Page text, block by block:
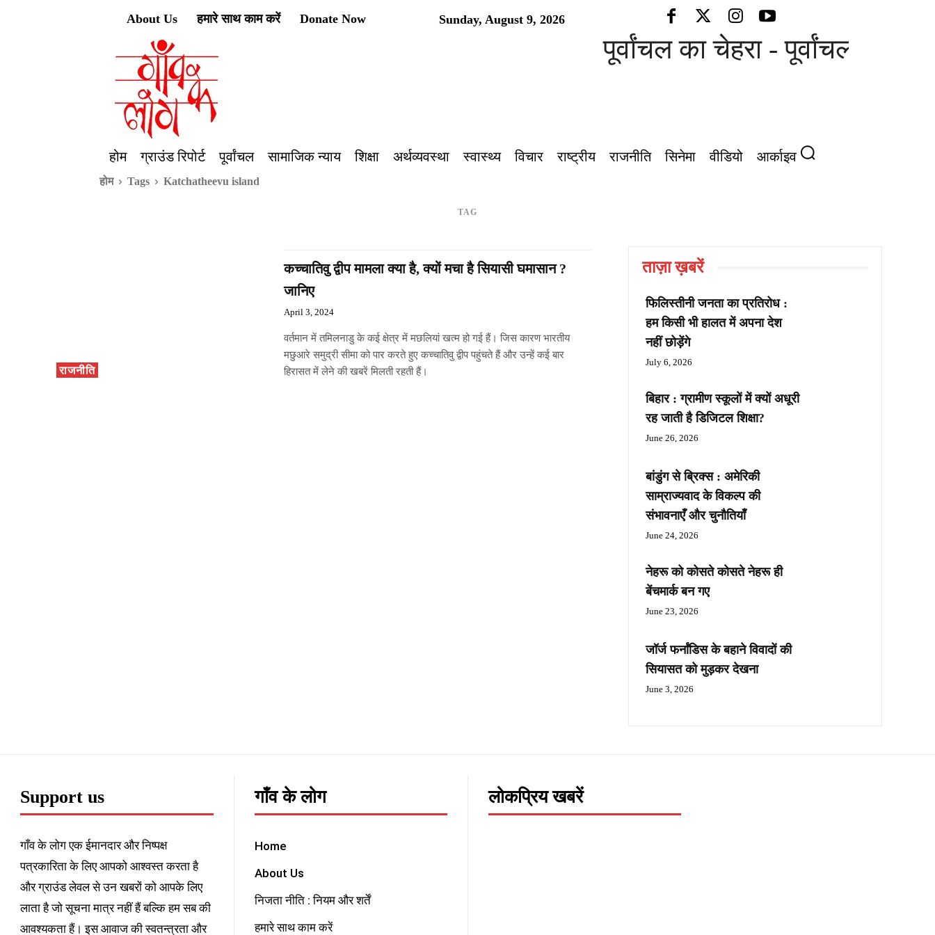
Sunday, August 9, 2026
About Us हमारे साथ काम करें Donate Now
पूर्वांचल का चेहरा - पूर्वांचल की
होम ग्राउंड रिपोर्ट पूर्वांचल सामाजिक न्याय शिक्षा अर्थव्यवस्था स्वास्थ्य विचार राष्ट्रीय राजनीति सिनेमा वीडियो आर्काइव
होम Tags Katchatheevu island
TAG
राजनीति
कच्चातिवु द्वीप मामला क्या है, क्यों मचा है सियासी घमासान ?
जानिए
April 3, 2024
वर्तमान में तमिलनाडु के कई क्षेत्र में मछलियां खत्म हो गई हैं। जिस कारण भारतीय
मछुआरे समुद्री सीमा को पार करते हुए कच्चातिवु द्वीप पहुंचते हैं और उन्हें कई बार
हिरासत में लेने की खबरें मिलती रहती हैं।
ताज़ा ख़बरें
फिलिस्तीनी जनता का प्रतिरोध :
हम किसी भी हालत में अपना देश
नहीं छोड़ेंगे
July 6, 2026
बिहार : ग्रामीण स्कूलों में क्यों अधूरी
रह जाती है डिजिटल शिक्षा?
June 26, 2026
बांडुंग से ब्रिक्स : अमेरिकी
साम्राज्यवाद के विकल्प की
संभावनाएँ और चुनौतियाँ
June 24, 2026
नेहरू को कोसते कोसते नेहरू ही
बेंचमार्क बन गए
June 23, 2026
जॉर्ज फर्नांडिस के बहाने विवादों की
सियासत को मुड़कर देखना
June 3, 2026
Support us
गाँव के लोग एक ईमानदार और निष्पक्ष
पत्रकारिता के लिए आपको आश्वस्त करता है
और ग्राउंड लेवल से उन खबरों को आपके लिए
लाता है जो सूचना मात्र नहीं हैं बल्कि हम सब की
आवश्यकता हैं। इस आवाज की स्वतन्त्रता और
गाँव के लोग
Home
About Us
निजता नीति : नियम और शर्तें
हमारे साथ काम करें
लोकप्रिय खबरें